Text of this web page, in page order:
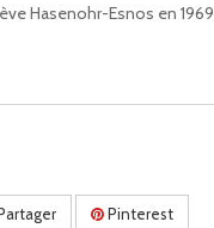
Hasenohr-Esnos en 1969
Pinterest